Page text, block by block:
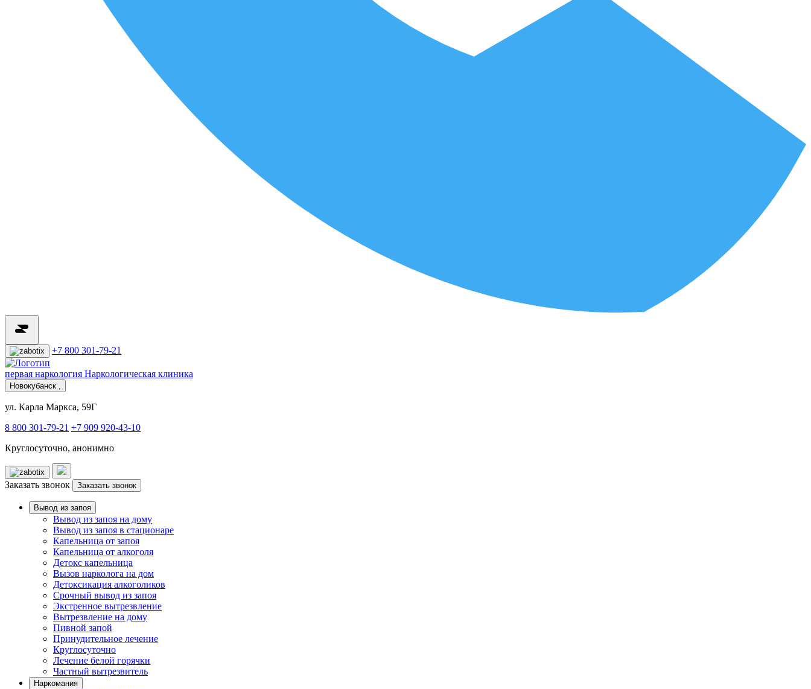
+7 800 301-79-21
первая наркология Наркологическая клиника
Новокубанск ,
ул. Карла Маркса, 59Г
8 800 301-79-21 +7 909 920-43-10
Круглосуточно, анонимно
Заказать звонок Заказать звонок
Вывод из запоя
Вывод из запоя на дому
Вывод из запоя в стационаре
Капельница от запоя
Капельница от алкоголя
Детокс капельница
Вызов нарколога на дом
Детоксикация алкоголиков
Срочный вывод из запоя
Экстренное вытрезвление
Вытрезвление на дому
Пивной запой
Принудительное лечение
Круглосуточно
Лечение белой горячки
Частный вытрезвитель
Наркомания